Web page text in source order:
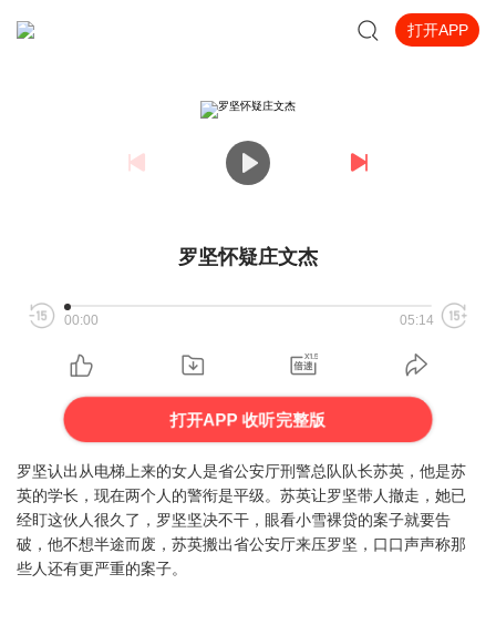
打开APP
罗坚怀疑庄文杰
00:00 05:14
打开APP 收听完整版
罗坚认出从电梯上来的女人是省公安厅刑警总队队长苏英，他是苏
英的学长，现在两个人的警衔是平级。苏英让罗坚带人撤走，她已
经盯这伙人很久了，罗坚坚决不干，眼看小雪裸贷的案子就要告
破，他不想半途而废，苏英搬出省公安厅来压罗坚，口口声声称那
些人还有更严重的案子。